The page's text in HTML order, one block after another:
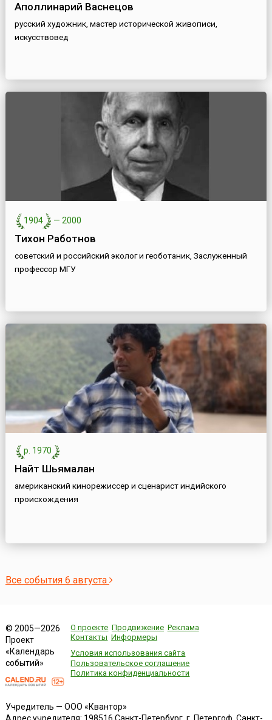
Аполлинарий Васнецов
русский художник, мастер исторической живописи,
искусствовед
1904 — 2000
Тихон Работнов
советский и российский эколог и геоботаник, Заслуженный
профессор МГУ
р. 1970
Найт Шьямалан
американский кинорежиссер и сценарист индийского
происхождения
Все события 6 августа
© 2005—2026
Проект
«Календарь
событий»
О проекте Продвижение Реклама
Контакты Информеры
Условия использования сайта
Пользовательское соглашение
Политика конфиденциальности
Учредитель — ООО «Квантор»
Адрес учредителя: 198516 Санкт-Петербург, г. Петергоф, Санкт-